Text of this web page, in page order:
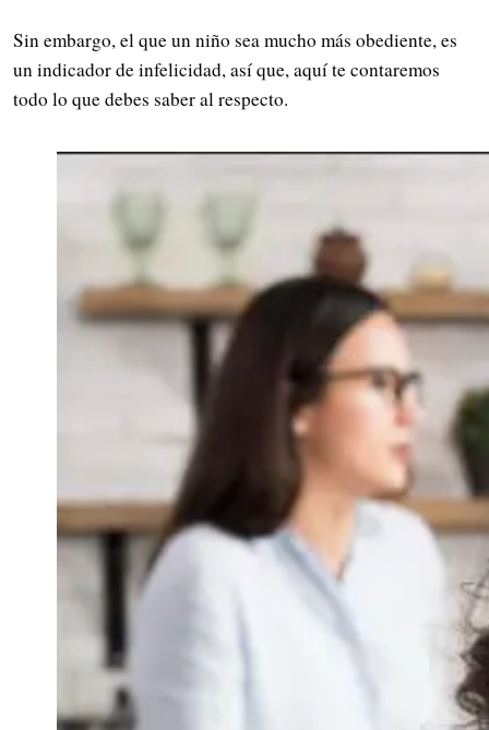
Sin embargo, el que un niño sea mucho más obediente, es
un indicador de infelicidad, así que, aquí te contaremos
todo lo que debes saber al respecto.